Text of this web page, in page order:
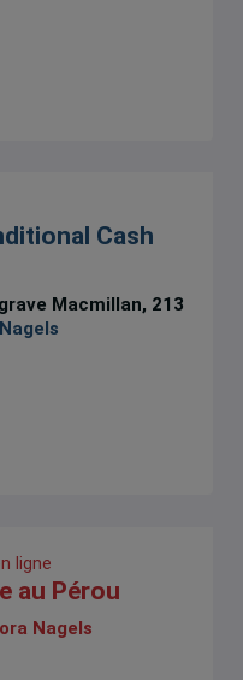
Cash
Macmillan, 213
ligne
au Pérou
Nagels